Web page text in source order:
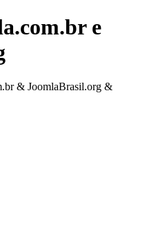
e
& JoomlaBrasil.org &